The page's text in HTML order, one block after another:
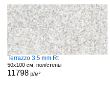
Terrazzo 3.5 mm Rt
50x100 см, пол/стены
11798 р/м²